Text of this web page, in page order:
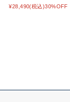
¥28,490(税込)30%OFF